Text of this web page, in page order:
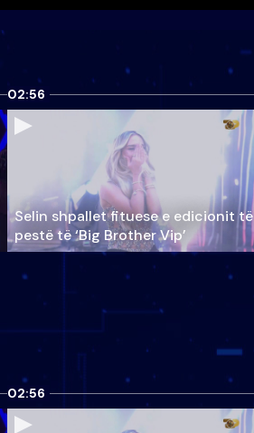
02:56
Selin shpallet fituese e edicionit të
pestë të ‘Big Brother Vip’
02:56